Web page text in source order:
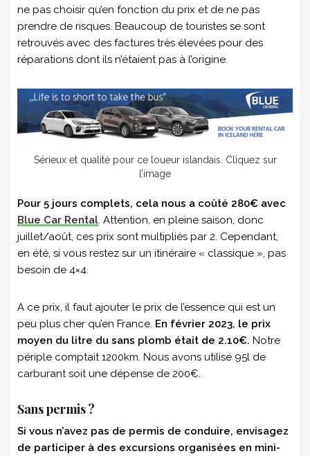
ne pas choisir qu’en fonction du prix et de ne pas
prendre de risques. Beaucoup de touristes se sont
retrouvés avec des factures très élevées pour des
réparations dont ils n’étaient pas à l’origine.
Sérieux et qualité pour ce loueur islandais. Cliquez sur
l’image
Pour 5 jours complets, cela nous a coûté 280€ avec
Blue Car Rental. Attention, en pleine saison, donc
juillet/août, ces prix sont multipliés par 2. Cependant,
en été, si vous restez sur un itinéraire « classique », pas
besoin de 4×4.
A ce prix, il faut ajouter le prix de l’essence qui est un
peu plus cher qu’en France. En février 2023, le prix
moyen du litre du sans plomb était de 2.10€. Notre
périple comptait 1200km. Nous avons utilisé 95l de
carburant soit une dépense de 200€.
Sans permis ?
Si vous n’avez pas de permis de conduire, envisagez
de participer à des excursions organisées en mini-